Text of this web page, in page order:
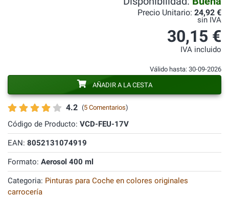
4.2 (5 Comentarios)
Código de Producto: VCD-FEU-17V
EAN: 8052131074919
Formato: Aerosol 400 ml
Categoria: Pinturas para Coche en colores originales
carrocería
Precio Unitario: 24,92 €
sin IVA
30,15 €
IVA incluido
Válido hasta: 30-09-2026
AÑADIR A LA CESTA